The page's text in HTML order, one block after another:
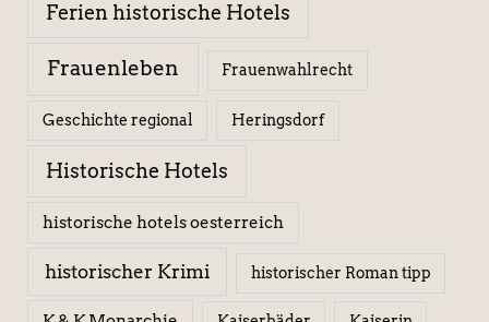
Ferien historische Hotels
Frauenleben Frauenwahlrecht
Geschichte regional Heringsdorf
Historische Hotels
historische hotels oesterreich
historischer Krimi historischer Roman tipp